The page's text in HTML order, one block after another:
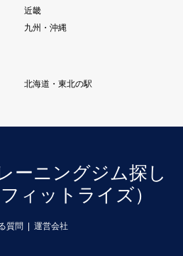
近畿
九州・沖縄
北海道・東北の駅
ーニングジム探し
ィットライズ）
質問 運営会社